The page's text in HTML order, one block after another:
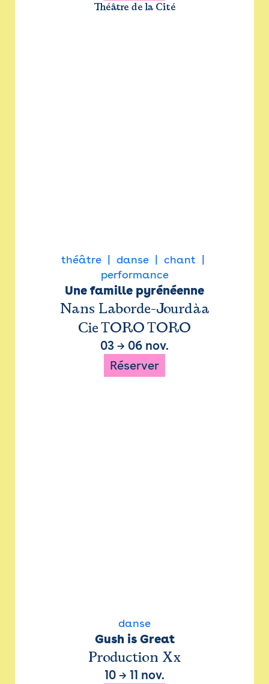
Théâtre de la Cité
théâtre danse
chant
performance
Une famille pyrénéenne
Nans Laborde-Jourdàa
Cie TORO TORO
03 → 06 nov.
Réserver
danse
Gush is Great
Production Xx
10 → 11 nov.